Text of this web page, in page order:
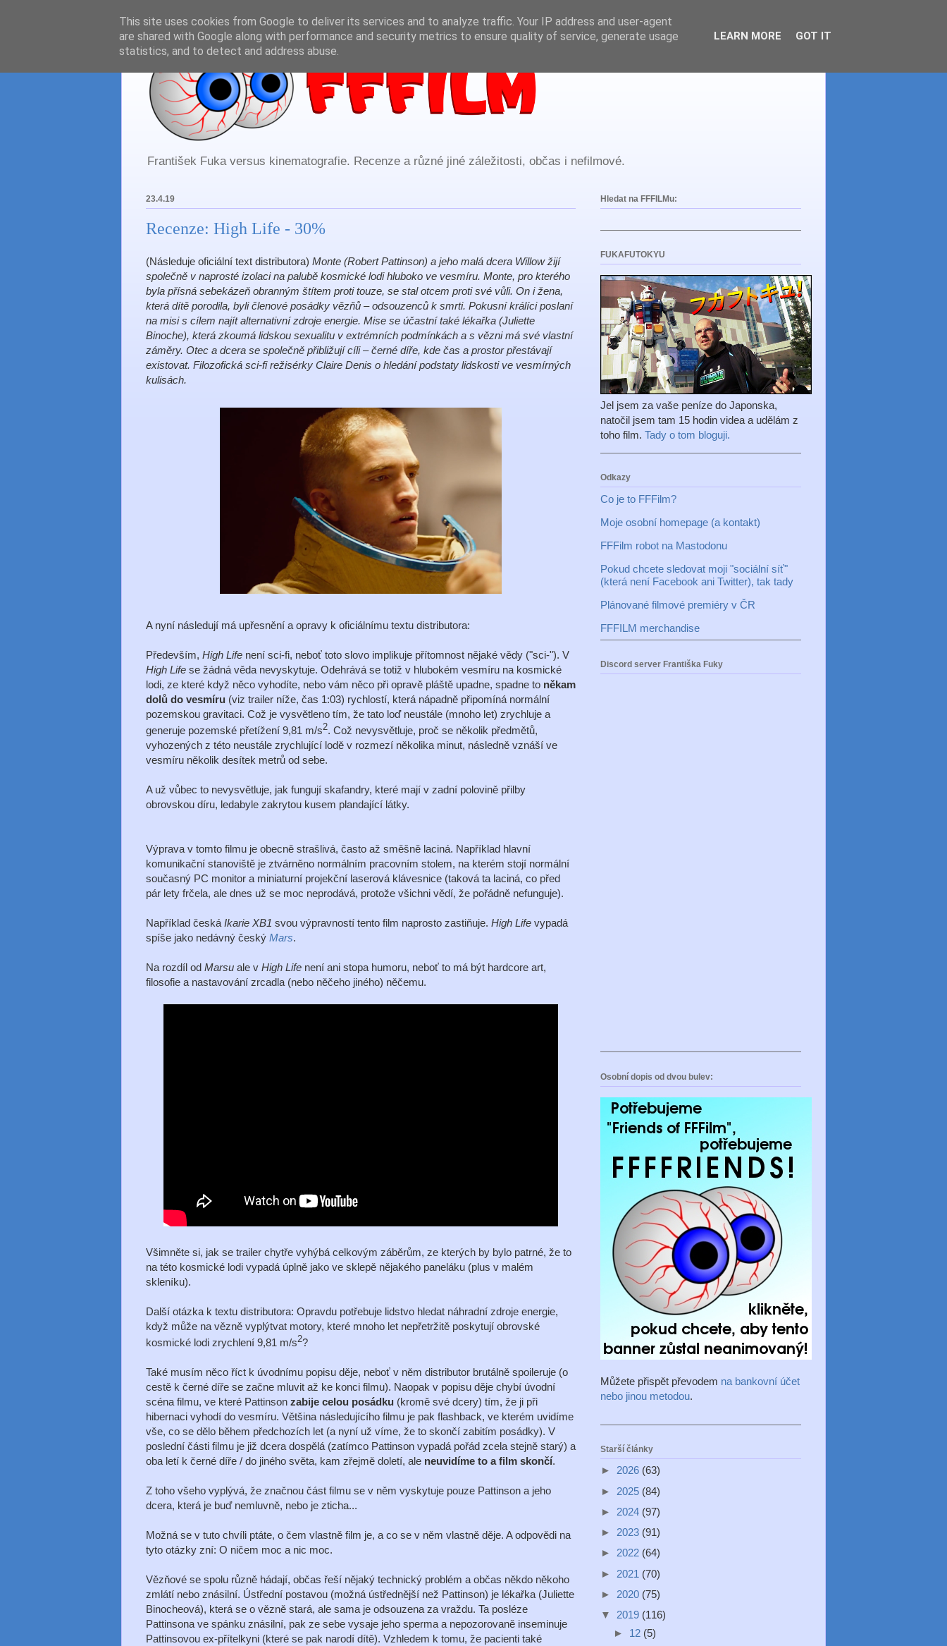
František Fuka versus kinematografie. Recenze a různé jiné záležitosti, občas i nefilmové.
23.4.19
Recenze: High Life - 30%
(Následuje oficiální text distributora) Monte (Robert Pattinson) a jeho malá dcera Willow žijí
společně v naprosté izolaci na palubě kosmické lodi hluboko ve vesmíru. Monte, pro kterého
byla přísná sebekázeň obranným štítem proti touze, se stal otcem proti své vůli. On i žena,
která dítě porodila, byli členové posádky vězňů – odsouzenců k smrti. Pokusní králíci poslaní
na misi s cílem najít alternativní zdroje energie. Mise se účastní také lékařka (Juliette
Binoche), která zkoumá lidskou sexualitu v extrémních podmínkách a s vězni má své vlastní
záměry. Otec a dcera se společně přibližují cíli – černé díře, kde čas a prostor přestávají
existovat. Filozofická sci-fi režisérky Claire Denis o hledání podstaty lidskosti ve vesmírných
kulisách.
A nyní následují má upřesnění a opravy k oficiálnímu textu distributora:
Především, High Life není sci-fi, neboť toto slovo implikuje přítomnost nějaké vědy ("sci-"). V
High Life se žádná věda nevyskytuje. Odehrává se totiž v hlubokém vesmíru na kosmické
lodi, ze které když něco vyhodíte, nebo vám něco při opravě pláště upadne, spadne to někam
dolů do vesmíru (viz trailer níže, čas 1:03) rychlostí, která nápadně připomíná normální
pozemskou gravitaci. Což je vysvětleno tím, že tato loď neustále (mnoho let) zrychluje a
generuje pozemské přetížení 9,81 m/s2. Což nevysvětluje, proč se několik předmětů,
vyhozených z této neustále zrychlující lodě v rozmezí několika minut, následně vznáší ve
vesmíru několik desítek metrů od sebe.
A už vůbec to nevysvětluje, jak fungují skafandry, které mají v zadní polovině přilby
obrovskou díru, ledabyle zakrytou kusem plandající látky.
Výprava v tomto filmu je obecně strašlivá, často až směšně laciná. Například hlavní
komunikační stanoviště je ztvárněno normálním pracovním stolem, na kterém stojí normální
současný PC monitor a miniaturní projekční laserová klávesnice (taková ta laciná, co před
pár lety frčela, ale dnes už se moc neprodává, protože všichni vědí, že pořádně nefunguje).
Například česká Ikarie XB1 svou výpravností tento film naprosto zastiňuje. High Life vypadá
spíše jako nedávný český Mars.
Na rozdíl od Marsu ale v High Life není ani stopa humoru, neboť to má být hardcore art,
filosofie a nastavování zrcadla (nebo něčeho jiného) něčemu.
Všimněte si, jak se trailer chytře vyhýbá celkovým záběrům, ze kterých by bylo patrné, že to
na této kosmické lodi vypadá úplně jako ve sklepě nějakého paneláku (plus v malém
skleníku).
Další otázka k textu distributora: Opravdu potřebuje lidstvo hledat náhradní zdroje energie,
když může na vězně vyplýtvat motory, které mnoho let nepřetržitě poskytují obrovské
kosmické lodi zrychlení 9,81 m/s2?
Také musím něco říct k úvodnímu popisu děje, neboť v něm distributor brutálně spoileruje (o
cestě k černé díře se začne mluvit až ke konci filmu). Naopak v popisu děje chybí úvodní
scéna filmu, ve které Pattinson zabije celou posádku (kromě své dcery) tím, že ji při
hibernaci vyhodí do vesmíru. Většina následujícího filmu je pak flashback, ve kterém uvidíme
vše, co se dělo během předchozích let (a nyní už víme, že to skončí zabitím posádky). V
poslední části filmu je již dcera dospělá (zatímco Pattinson vypadá pořád zcela stejně starý) a
oba letí k černé díře / do jiného světa, kam zřejmě doletí, ale neuvidíme to a film skončí.
Z toho všeho vyplývá, že značnou část filmu se v něm vyskytuje pouze Pattinson a jeho
dcera, která je buď nemluvně, nebo je zticha...
Možná se v tuto chvíli ptáte, o čem vlastně film je, a co se v něm vlastně děje. A odpovědi na
tyto otázky zní: O ničem moc a nic moc.
Vězňové se spolu různě hádají, občas řeší nějaký technický problém a občas někdo někoho
zmlátí nebo znásilní. Ústřední postavou (možná ústřednější než Pattinson) je lékařka (Juliette
Binocheová), která se o vězně stará, ale sama je odsouzena za vraždu. Ta posléze
Pattinsona ve spánku znásilní, pak ze sebe vysaje jeho sperma a nepozorovaně inseminuje
Pattinsovou ex-přítelkyni (které se pak narodí dítě). Vzhledem k tomu, že pacienti také
Hledat na FFFILMu:
FUKAFUTOKYU
Jel jsem za vaše peníze do Japonska,
natočil jsem tam 15 hodin videa a udělám z
toho film. Tady o tom bloguji.
Odkazy
Co je to FFFilm?
Moje osobní homepage (a kontakt)
FFFilm robot na Mastodonu
Pokud chcete sledovat moji "sociální síť"
(která není Facebook ani Twitter), tak tady
Plánované filmové premiéry v ČR
FFFILM merchandise
Discord server Františka Fuky
Osobní dopis od dvou bulev:
Můžete přispět převodem na bankovní účet
nebo jinou metodou.
Starší články
► 2026 (63)
► 2025 (84)
► 2024 (97)
► 2023 (91)
► 2022 (64)
► 2021 (70)
► 2020 (75)
▼ 2019 (116)
► 12 (5)
This site uses cookies from Google to deliver its services and to analyze traffic. Your IP address and user-agent
are shared with Google along with performance and security metrics to ensure quality of service, generate usage
statistics, and to detect and address abuse.
LEARN MORE GOT IT